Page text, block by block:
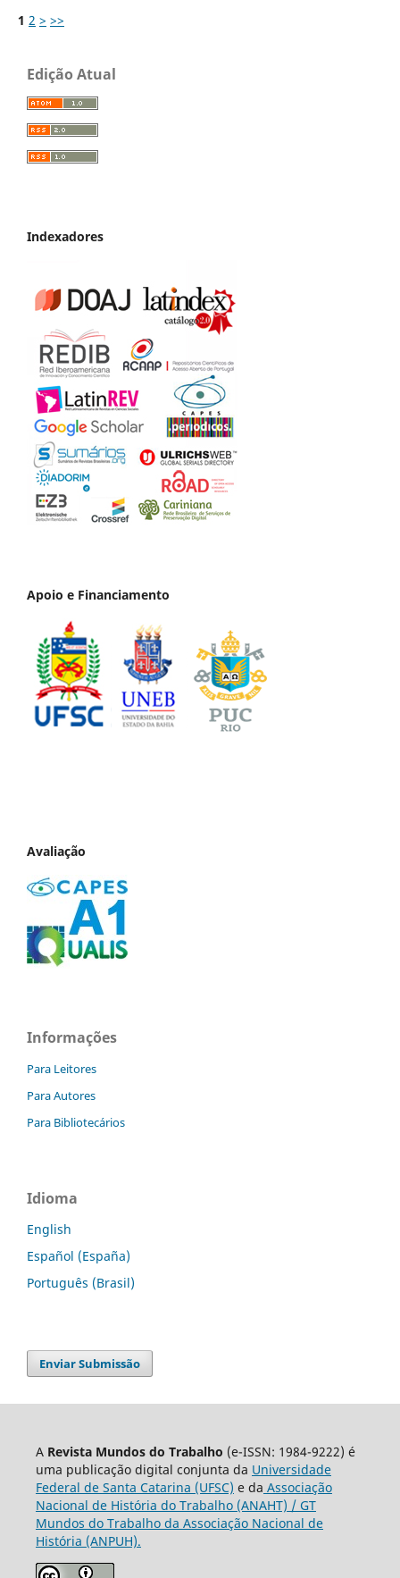
1 2 > >>
Edição Atual
Indexadores
Apoio e Financiamento
Avaliação
Informações
Para Leitores
Para Autores
Para Bibliotecários
Idioma
English
Español (España)
Português (Brasil)
Enviar Submissão
A Revista Mundos do Trabalho (e-ISSN: 1984-9222) é
uma publicação digital conjunta da Universidade
Federal de Santa Catarina (UFSC) e da Associação
Nacional de História do Trabalho (ANAHT) / GT
Mundos do Trabalho da Associação Nacional de
História (ANPUH).